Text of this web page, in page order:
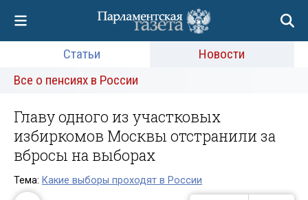
Статьи
Новости
Все о пенсиях в России
Главу одного из участковых
избиркомов Москвы отстранили за
вбросы на выборах
Тема: Какие выборы проходят в России